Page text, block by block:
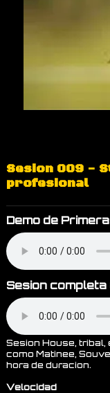
Sesion 009 -
profesional
Demo de
Sesion completa
Sesion House,
como Matinee,
hora de duracion.
Velocidad